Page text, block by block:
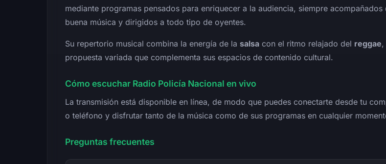
mediante programas pensados para enriquecer a la audiencia, siempre acompañados
buena música y dirigidos a todo tipo de oyentes.
Su repertorio musical combina la energía de la salsa con el ritmo relajado del reggae,
propuesta variada que complementa sus espacios de contenido cultural.
Cómo escuchar Radio Policía Nacional en vivo
La transmisión está disponible en línea, de modo que puedes conectarte desde tu
o teléfono y disfrutar tanto de la música como de sus programas en cualquier
Preguntas frecuentes